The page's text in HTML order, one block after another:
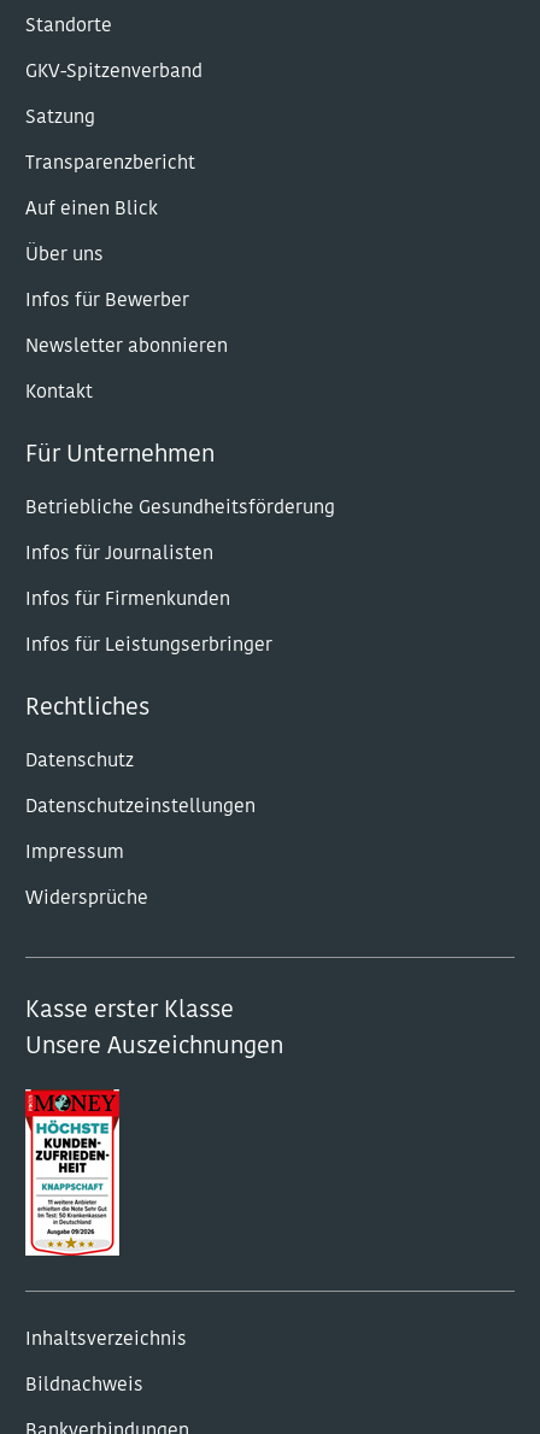
Standorte
GKV-Spitzenverband
Satzung
Transparenzbericht
Auf einen Blick
Über uns
Infos für Bewerber
Newsletter abonnieren
Kontakt
Für Unternehmen
Betriebliche Gesundheitsförderung
Infos für Journalisten
Infos für Firmenkunden
Infos für Leistungserbringer
Rechtliches
Datenschutz
Datenschutzeinstellungen
Impressum
Widersprüche
Kasse erster Klasse
Unsere Auszeichnungen
Inhaltsverzeichnis
Bildnachweis